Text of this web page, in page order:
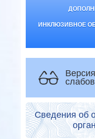
ИНКЛЮЗИВНОЕ
Сведения об